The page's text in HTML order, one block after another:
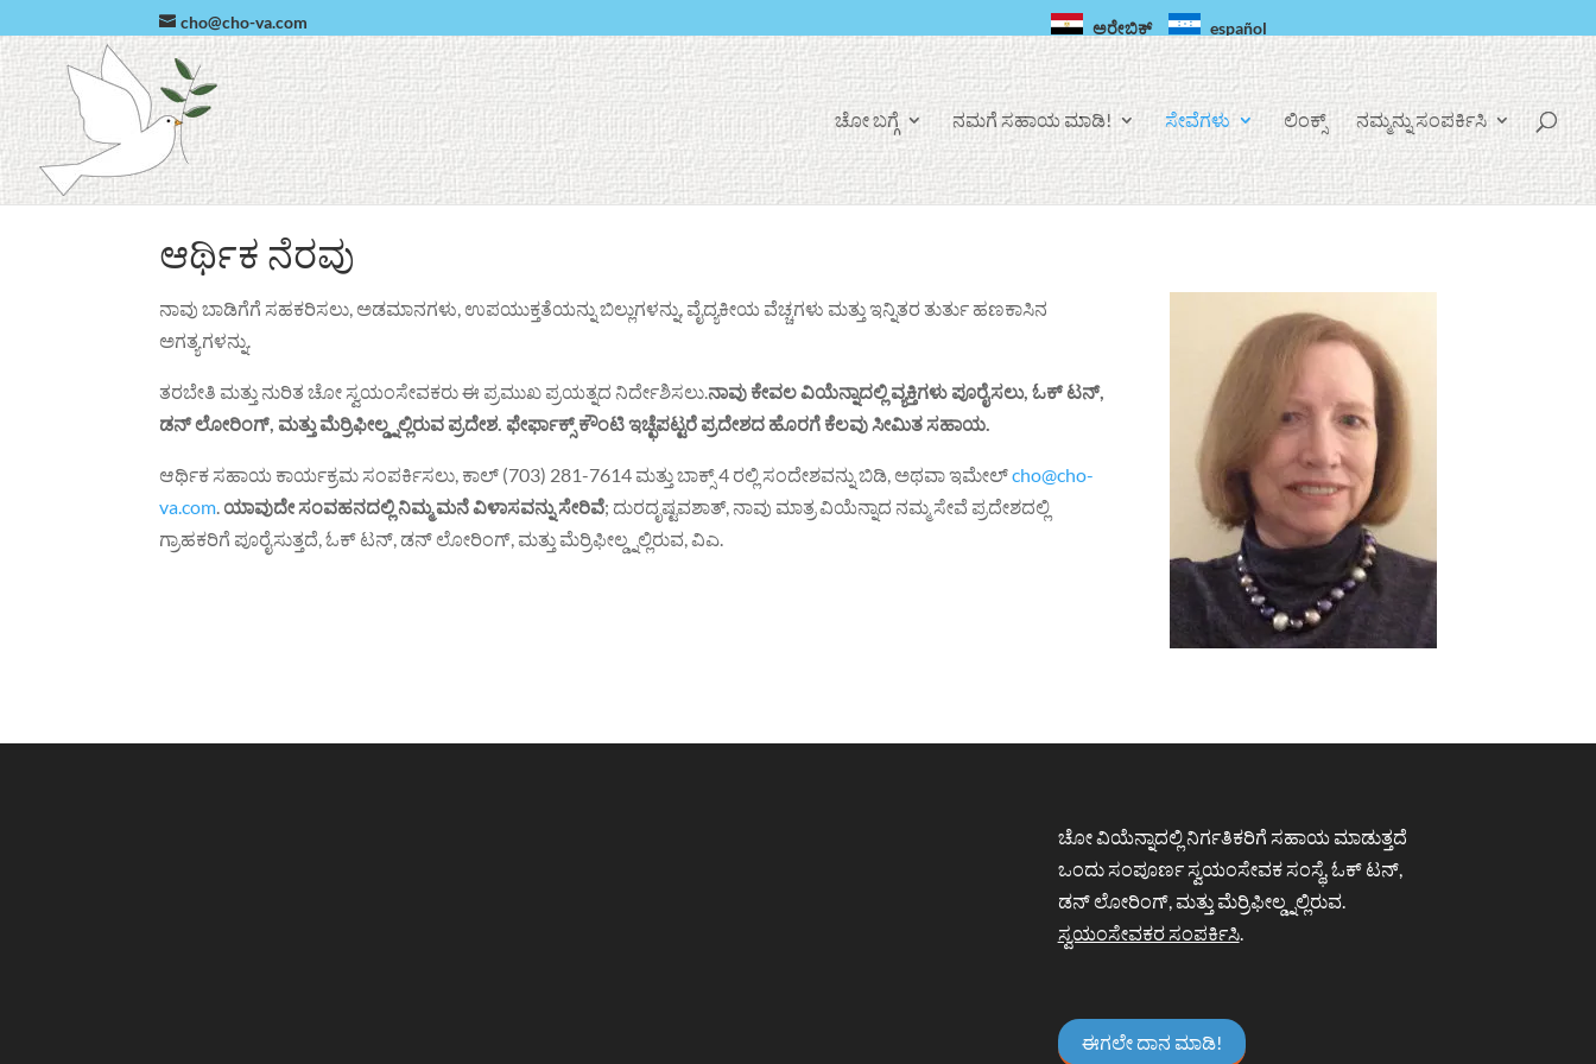
cho@cho-va.com ಅರೇಬಿಕ್ español
ಫೇ
ಸ್
ಬು
ಕ್
ಚೋ ಬಗ್ಗೆ ನಮಗೆ ಸಹಾಯ ಮಾಡಿ! ಸೇವೆಗಳು ಲಿಂಕ್ಸ್ ನಮ್ಮನ್ನು ಸಂಪರ್ಕಿಸಿ
ಆರ್ಥಿಕ ನೆರವು
ನಾವು ಬಾಡಿಗೆಗೆ ಸಹಕರಿಸಲು, ಅಡಮಾನಗಳು, ಉಪಯುಕ್ತತೆಯನ್ನು ಬಿಲ್ಲುಗಳನ್ನು, ವೈದ್ಯಕೀಯ ವೆಚ್ಚಗಳು ಮತ್ತು ಇನ್ನಿತರ ತುರ್ತು ಹಣಕಾಸಿನ
ಅಗತ್ಯಗಳನ್ನು.
ತರಬೇತಿ ಮತ್ತು ನುರಿತ ಚೋ ಸ್ವಯಂಸೇವಕರು ಈ ಪ್ರಮುಖ ಪ್ರಯತ್ನದ ನಿರ್ದೇಶಿಸಲು. ನಾವು ಕೇವಲ ವಿಯೆನ್ನಾದಲ್ಲಿ ವ್ಯಕ್ತಿಗಳು ಪೂರೈಸಲು, ಓಕ್ ಟನ್,
ಡನ್ ಲೋರಿಂಗ್, ಮತ್ತು ಮೆರ್ರಿಫೀಲ್ಡ್ನಲ್ಲಿರುವ ಪ್ರದೇಶ. ಫೇರ್ಫಾಕ್ಸ್ ಕೌಂಟಿ ಇಚ್ಛೆಪಟ್ಟರೆ ಪ್ರದೇಶದ ಹೊರಗೆ ಕೆಲವು ಸೀಮಿತ ಸಹಾಯ.
ಆರ್ಥಿಕ ಸಹಾಯ ಕಾರ್ಯಕ್ರಮ ಸಂಪರ್ಕಿಸಲು, ಕಾಲ್ (703) 281-7614 ಮತ್ತು ಬಾಕ್ಸ್ 4 ರಲ್ಲಿ ಸಂದೇಶವನ್ನು ಬಿಡಿ, ಅಥವಾ ಇಮೇಲ್cho@cho-
va.com ಯಾವುದೇ ಸಂವಹನದಲ್ಲಿ ನಿಮ್ಮ ಮನೆ ವಿಳಾಸವನ್ನು ಸೇರಿವೆ; ದುರದೃಷ್ಟವಶಾತ್, ನಾವು ಮಾತ್ರ ವಿಯೆನ್ನಾದ ನಮ್ಮ ಸೇವೆ ಪ್ರದೇಶದಲ್ಲಿ
ಗ್ರಾಹಕರಿಗೆ ಪೂರೈಸುತ್ತದೆ, ಓಕ್ ಟನ್, ಡನ್ ಲೋರಿಂಗ್, ಮತ್ತು ಮೆರ್ರಿಫೀಲ್ಡ್ನಲ್ಲಿರುವ, ವಿಎ.
ಚೋ ವಿಯೆನ್ನಾದಲ್ಲಿ ನಿರ್ಗತಿಕರಿಗೆ ಸಹಾಯ ಮಾಡುತ್ತದೆ
ಒಂದು ಸಂಪೂರ್ಣ ಸ್ವಯಂಸೇವಕ ಸಂಸ್ಥೆ, ಓಕ್ ಟನ್,
ಡನ್ ಲೋರಿಂಗ್, ಮತ್ತು ಮೆರ್ರಿಫೀಲ್ಡ್ನಲ್ಲಿರುವ.
ಸ್ವಯಂಸೇವಕರ ಸಂಪರ್ಕಿಸಿ.
ಈಗಲೇ ದಾನ ಮಾಡಿ!